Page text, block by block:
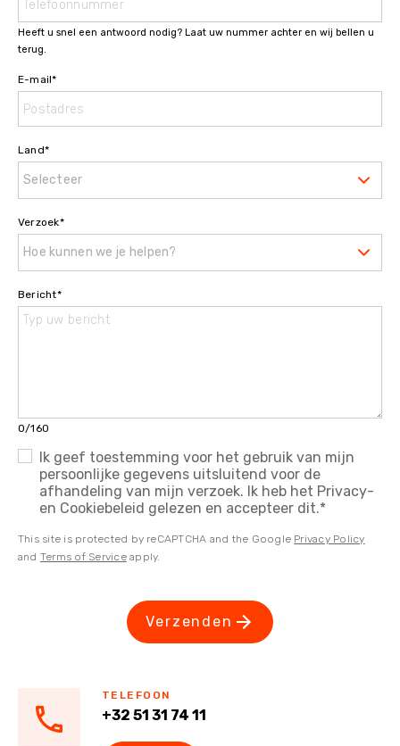
Heeft u snel een antwoord nodig? Laat uw nummer achter en wij bellen u
terug.
E-mail*
Land*
Selecteer
Verzoek*
Hoe kunnen we je helpen?
Bericht*
0/160
Ik geef toestemming voor het gebruik van mijn
persoonlijke gegevens uitsluitend voor de
afhandeling van mijn verzoek. Ik heb het Privacy-
en Cookiebeleid gelezen en accepteer dit.*
This site is protected by reCAPTCHA and the Google Privacy Policy
and Terms of Serviceapply.
Verzenden
TELEFOON
+32 51 31 74 11